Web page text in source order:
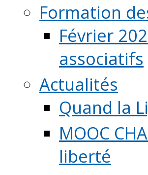
Formation
Février
associatifs
Actualités
Quand la
MOOC
liberté